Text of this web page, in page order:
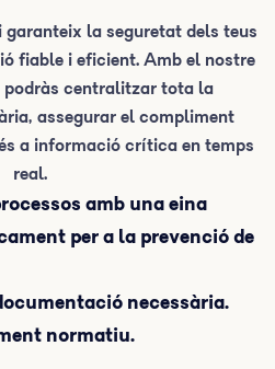
la seguretat dels teus
fiable i eficient. Amb el nostre
centralitzar tota la
assegurar el compliment
a informació crítica en temps
real.
amb una eina
per a la prevenció de
necessària.
normatiu.